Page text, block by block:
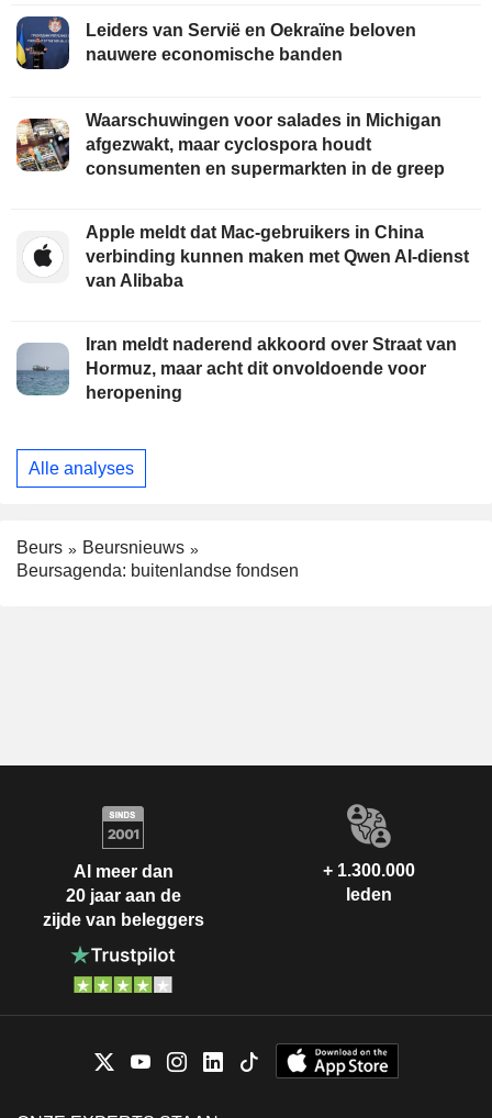
Leiders van Servië en Oekraïne beloven
nauwere economische banden
Waarschuwingen voor salades in Michigan
afgezwakt, maar cyclospora houdt
consumenten en supermarkten in de greep
Apple meldt dat Mac-gebruikers in China
verbinding kunnen maken met Qwen AI-dienst
van Alibaba
Iran meldt naderend akkoord over Straat van
Hormuz, maar acht dit onvoldoende voor
heropening
Alle analyses
Beurs
Beursnieuws
Beursagenda: buitenlandse fondsen
Al meer dan
20 jaar aan de
zijde van beleggers
+ 1.300.000
leden